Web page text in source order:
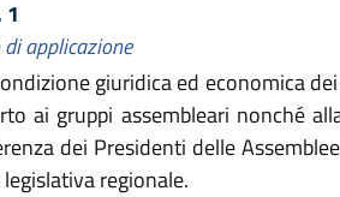
applicazione
giuridica ed economica
ai gruppi assembleari nonché
dei Presidenti delle
regionale.